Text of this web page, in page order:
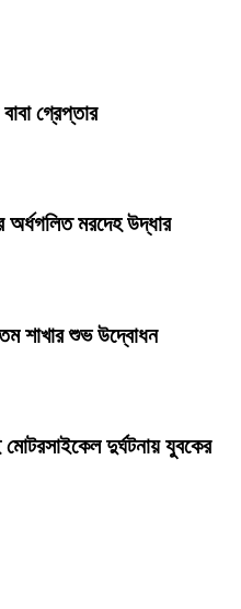
গ্রেপ্তার
অর্ধগলিত মরদেহ উদ্ধার
শাখার শুভ উদ্বোধন
দুর্ঘটনায় যুবকের